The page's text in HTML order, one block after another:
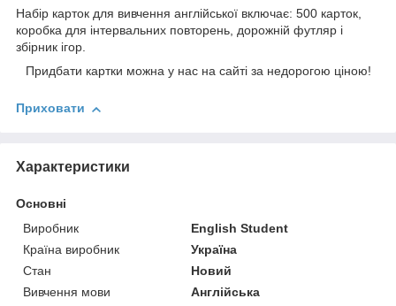
Набір карток для вивчення англійської включає: 500 карток,
коробка для інтервальних повторень, дорожній футляр і
збірник ігор.
Придбати картки можна у нас на сайті за недорогою ціною!
Приховати
Характеристики
Основні
Виробник
English Student
Країна виробник
Україна
Стан
Новий
Вивчення мови
Англійська